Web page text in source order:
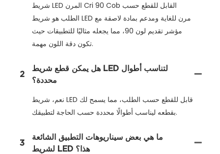
شريط LED المرن Cri 90 Cob القابل للقطع حسب
الطلب هو شريط LED مرن للغاية ومدعم بمادة لاصقة مع
مؤشر تقديم لون 90، مما يجعله مثاليًا للتطبيقات حيث
تكون دقة اللون مهمة.
2
هل يمكن قطع شريط LED لتناسب أطوال
محددة؟
نعم، شريط LED قابل للقطع حسب الطلب، مما يسمح لك
بقطعه ليناسب أطوالًا محددة حسب الحاجة لتطبيقك.
3
ما هي بعض سيناريوهات التطبيق الشائعة
لشريط LED هذا؟